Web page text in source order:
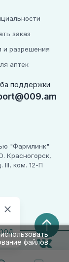
файлов
поддержки
заказ
и разрешения
аптек
"Фармлинк"
Красногорск,
III, ком. 12-П